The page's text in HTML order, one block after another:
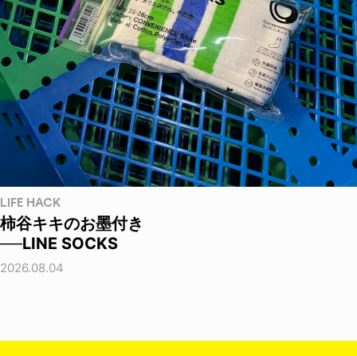
LIFE HACK
柿谷キキのお墨付き
──LINE SOCKS
2026.08.04